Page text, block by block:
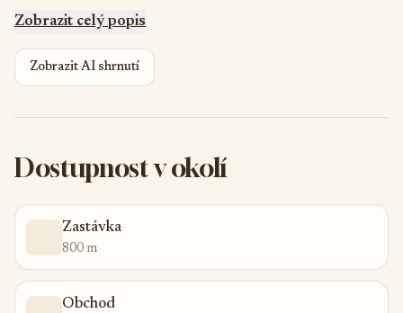
Zobrazit celý popis
Zobrazit AI shrnutí
Dostupnost v okolí
Zastávka
800 m
Obchod